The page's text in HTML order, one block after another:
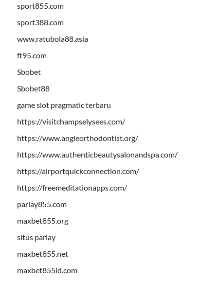
sport855.com
sport388.com
www.ratubola88.asia
ft95.com
Sbobet
Sbobet88
game slot pragmatic terbaru
https://visitchampselysees.com/
https://www.angleorthodontist.org/
https://www.authenticbeautysalonandspa.com/
https://airportquickconnection.com/
https://freemeditationapps.com/
parlay855.com
maxbet855.org
situs parlay
maxbet855.net
maxbet855id.com